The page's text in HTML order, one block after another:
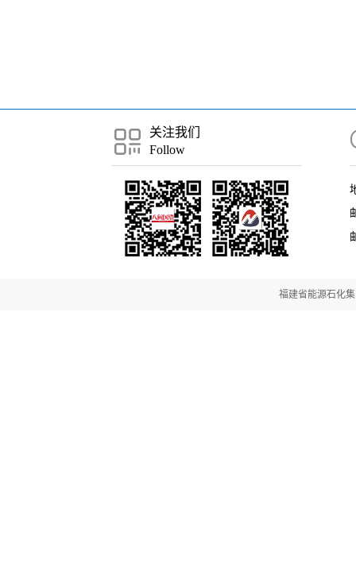
关注我们
Follow
福建省能源石化